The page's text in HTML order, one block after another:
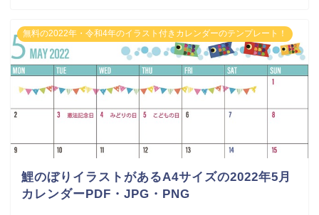
無料の2022年・令和4年のイラスト付きカレンダーのテンプレート！
鯉のぼりイラストがあるA4サイズの2022年5月
カレンダーPDF・JPG・PNG